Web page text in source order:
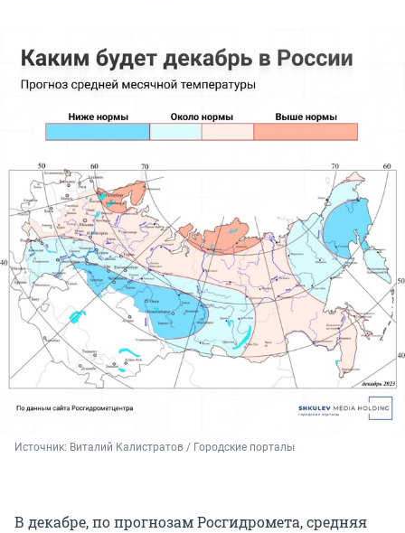
Источник: Виталий Калистратов / Городские порталы
В декабре, по прогнозам Росгидромета, средняя